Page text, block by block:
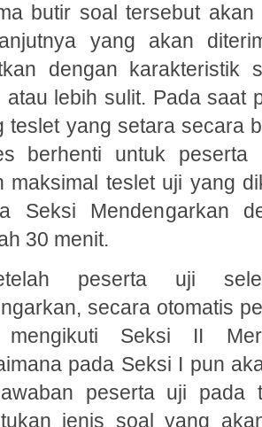
butir soal tersebut
yang akan
dengan karakteristik
atau lebih sulit. Pada saat
teslet yang setara secara
berhenti untuk peserta
maksimal teslet uji yang
Seksi Mendengarkan
30 menit.
peserta uji
secara otomatis
mengikuti Seksi II
pada Seksi I pun
peserta uji pada
jenis soal yang